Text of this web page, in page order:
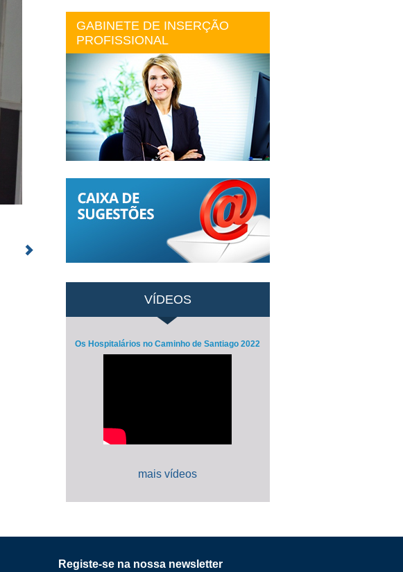
GABINETE DE INSERÇÃO
PROFISSIONAL
VÍDEOS
Os Hospitalários no Caminho de Santiago 2022
mais vídeos
Registe-se na nossa newsletter